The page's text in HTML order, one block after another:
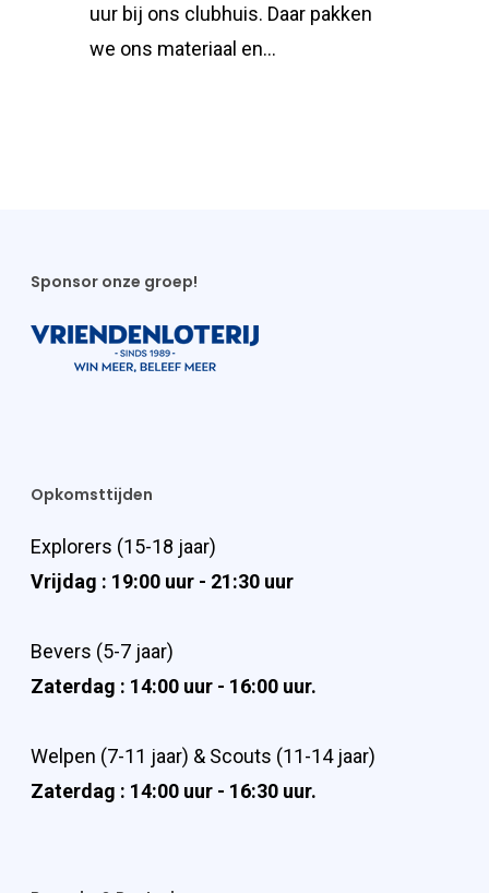
uur bij ons clubhuis. Daar pakken
we ons materiaal en…
Sponsor onze groep!
Opkomsttijden
Explorers (15-18 jaar)
Vrijdag : 19:00 uur - 21:30 uur
Bevers (5-7 jaar)
Zaterdag : 14:00 uur - 16:00 uur.
Welpen (7-11 jaar) & Scouts (11-14 jaar)
Zaterdag : 14:00 uur - 16:30 uur.